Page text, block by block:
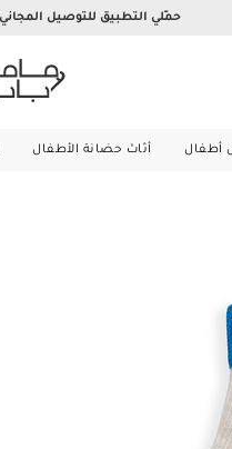
حمّلي التطبيق للتوصيل
أطفال أثاث حضانة الأطفال